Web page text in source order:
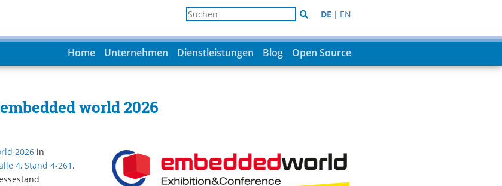
DE | EN
Home Unternehmen Dienstleistungen Blog Open Source
world 2026
2026 in
4, Stand 4-261 .